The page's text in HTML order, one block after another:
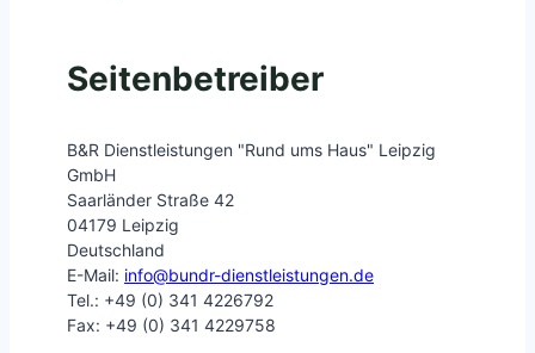
Seitenbetreiber
B&R Dienstleistungen "Rund ums Haus" Leipzig
GmbH
Saarländer Straße 42
04179 Leipzig
Deutschland
E-Mail: info@bundr-dienstleistungen.de
Tel.: +49 (0) 341 4226792
Fax: +49 (0) 341 4229758